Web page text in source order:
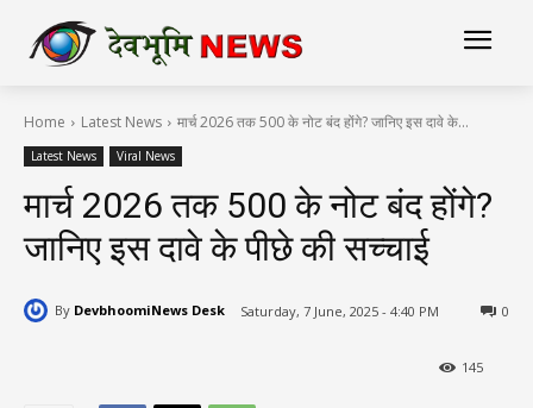
Home Latest News मार्च 2026 तक 500 के नोट बंद होंगे? जानिए इस दावे के...
Latest News Viral News
मार्च 2026 तक 500 के नोट बंद होंगे?
जानिए इस दावे के पीछे की सच्चाई
By DevbhoomiNews Desk Saturday, 7 June, 2025 - 4:40 PM 0
145